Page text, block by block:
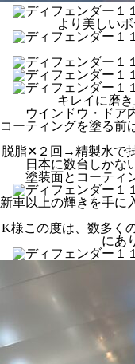
より美しい
キレイに磨
ウインドウ・ドア
コーティングを塗る前
脱脂✕２回→精製水で
日本に数台しかな
塗装面とコーティ
新車以上の輝きを手に
K様この度は、数多く
にあ